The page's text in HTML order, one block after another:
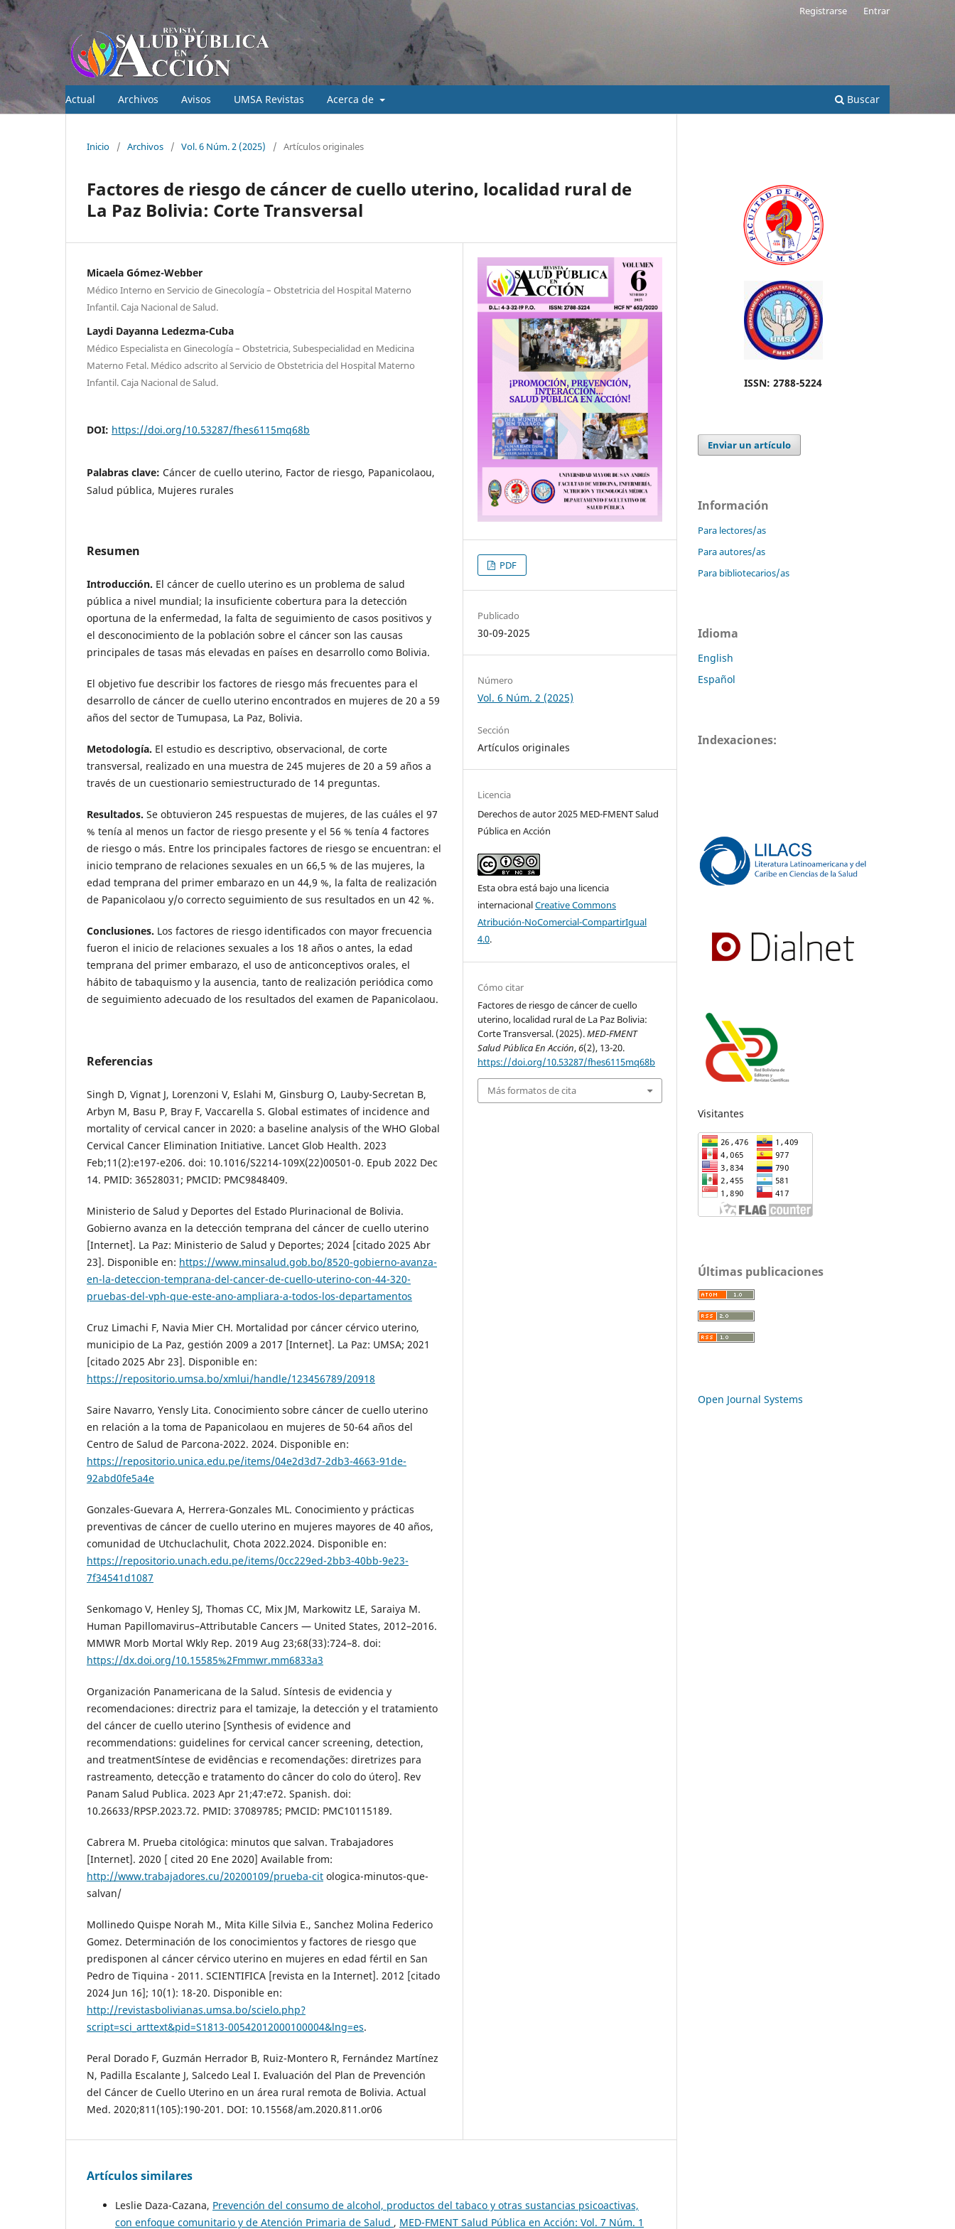
Actual Archivos Avisos UMSA Revistas Acerca de Buscar
Registrarse Entrar
Inicio / Archivos / Vol. 6 Núm. 2 (2025) / Artículos originales
Factores de riesgo de cáncer de cuello uterino, localidad rural de
La Paz Bolivia: Corte Transversal
Micaela Gómez-Webber
Médico Interno en Servicio de Ginecología – Obstetricia del Hospital Materno
Infantil. Caja Nacional de Salud.
Laydi Dayanna Ledezma-Cuba
Médico Especialista en Ginecología – Obstetricia, Subespecialidad en Medicina
Materno Fetal. Médico adscrito al Servicio de Obstetricia del Hospital Materno
Infantil. Caja Nacional de Salud.
DOI: https://doi.org/10.53287/fhes6115mq68b
Palabras clave: Cáncer de cuello uterino, Factor de riesgo, Papanicolaou,
Salud pública, Mujeres rurales
Resumen
Introducción. El cáncer de cuello uterino es un problema de salud
pública a nivel mundial; la insuficiente cobertura para la detección
oportuna de la enfermedad, la falta de seguimiento de casos positivos y
el desconocimiento de la población sobre el cáncer son las causas
principales de tasas más elevadas en países en desarrollo como Bolivia.
El objetivo fue describir los factores de riesgo más frecuentes para el
desarrollo de cáncer de cuello uterino encontrados en mujeres de 20 a 59
años del sector de Tumupasa, La Paz, Bolivia.
Metodología. El estudio es descriptivo, observacional, de corte
transversal, realizado en una muestra de 245 mujeres de 20 a 59 años a
través de un cuestionario semiestructurado de 14 preguntas.
Resultados. Se obtuvieron 245 respuestas de mujeres, de las cuáles el 97
% tenía al menos un factor de riesgo presente y el 56 % tenía 4 factores
de riesgo o más. Entre los principales factores de riesgo se encuentran: el
inicio temprano de relaciones sexuales en un 66,5 % de las mujeres, la
edad temprana del primer embarazo en un 44,9 %, la falta de realización
de Papanicolaou y/o correcto seguimiento de sus resultados en un 42 %.
Conclusiones. Los factores de riesgo identificados con mayor frecuencia
fueron el inicio de relaciones sexuales a los 18 años o antes, la edad
temprana del primer embarazo, el uso de anticonceptivos orales, el
hábito de tabaquismo y la ausencia, tanto de realización periódica como
de seguimiento adecuado de los resultados del examen de Papanicolaou.
Referencias
Singh D, Vignat J, Lorenzoni V, Eslahi M, Ginsburg O, Lauby-Secretan B,
Arbyn M, Basu P, Bray F, Vaccarella S. Global estimates of incidence and
mortality of cervical cancer in 2020: a baseline analysis of the WHO Global
Cervical Cancer Elimination Initiative. Lancet Glob Health. 2023
Feb;11(2):e197-e206. doi: 10.1016/S2214-109X(22)00501-0. Epub 2022 Dec
14. PMID: 36528031; PMCID: PMC9848409.
Ministerio de Salud y Deportes del Estado Plurinacional de Bolivia.
Gobierno avanza en la detección temprana del cáncer de cuello uterino
[Internet]. La Paz: Ministerio de Salud y Deportes; 2024 [citado 2025 Abr
23]. Disponible en: https://www.minsalud.gob.bo/8520-gobierno-avanza-
en-la-deteccion-temprana-del-cancer-de-cuello-uterino-con-44-320-
pruebas-del-vph-que-este-ano-ampliara-a-todos-los-departamentos
Cruz Limachi F, Navia Mier CH. Mortalidad por cáncer cérvico uterino,
municipio de La Paz, gestión 2009 a 2017 [Internet]. La Paz: UMSA; 2021
[citado 2025 Abr 23]. Disponible en:
https://repositorio.umsa.bo/xmlui/handle/123456789/20918
Saire Navarro, Yensly Lita. Conocimiento sobre cáncer de cuello uterino
en relación a la toma de Papanicolaou en mujeres de 50-64 años del
Centro de Salud de Parcona-2022. 2024. Disponible en:
https://repositorio.unica.edu.pe/items/04e2d3d7-2db3-4663-91de-
92abd0fe5a4e
Gonzales-Guevara A, Herrera-Gonzales ML. Conocimiento y prácticas
preventivas de cáncer de cuello uterino en mujeres mayores de 40 años,
comunidad de Utchuclachulit, Chota 2022.2024. Disponible en:
https://repositorio.unach.edu.pe/items/0cc229ed-2bb3-40bb-9e23-
7f34541d1087
Senkomago V, Henley SJ, Thomas CC, Mix JM, Markowitz LE, Saraiya M.
Human Papillomavirus–Attributable Cancers — United States, 2012–2016.
MMWR Morb Mortal Wkly Rep. 2019 Aug 23;68(33):724–8. doi:
https://dx.doi.org/10.15585%2Fmmwr.mm6833a3
Organización Panamericana de la Salud. Síntesis de evidencia y
recomendaciones: directriz para el tamizaje, la detección y el tratamiento
del cáncer de cuello uterino [Synthesis of evidence and
recommendations: guidelines for cervical cancer screening, detection,
and treatmentSíntese de evidências e recomendações: diretrizes para
rastreamento, detecção e tratamento do câncer do colo do útero]. Rev
Panam Salud Publica. 2023 Apr 21;47:e72. Spanish. doi:
10.26633/RPSP.2023.72. PMID: 37089785; PMCID: PMC10115189.
Cabrera M. Prueba citológica: minutos que salvan. Trabajadores
[Internet]. 2020 [ cited 20 Ene 2020] Available from:
http://www.trabajadores.cu/20200109/prueba-cit ologica-minutos-que-
salvan/
Mollinedo Quispe Norah M., Mita Kille Silvia E., Sanchez Molina Federico
Gomez. Determinación de los conocimientos y factores de riesgo que
predisponen al cáncer cérvico uterino en mujeres en edad fértil en San
Pedro de Tiquina - 2011. SCIENTIFICA [revista en la Internet]. 2012 [citado
2024 Jun 16]; 10(1): 18-20. Disponible en:
http://revistasbolivianas.umsa.bo/scielo.php?
script=sci_arttext&pid=S1813-00542012000100004&lng=es.
Peral Dorado F, Guzmán Herrador B, Ruiz-Montero R, Fernández Martínez
N, Padilla Escalante J, Salcedo Leal I. Evaluación del Plan de Prevención
del Cáncer de Cuello Uterino en un área rural remota de Bolivia. Actual
Med. 2020;811(105):190-201. DOI: 10.15568/am.2020.811.or06
PDF
Publicado
30-09-2025
Número
Vol. 6 Núm. 2 (2025)
Sección
Artículos originales
Licencia
Derechos de autor 2025 MED-FMENT Salud
Pública en Acción
Esta obra está bajo una licencia
internacionalCreative Commons
Atribución-NoComercial-CompartirIgual
4.0.
Cómo citar
Factores de riesgo de cáncer de cuello
uterino, localidad rural de La Paz Bolivia:
Corte Transversal. (2025).MED-FMENT
Salud Pública En Acción,6(2), 13-20.
https://doi.org/10.53287/fhes6115mq68b
Más formatos de cita
Artículos similares
Leslie Daza-Cazana, Prevención del consumo de alcohol, productos del tabaco y otras sustancias psicoactivas,
con enfoque comunitario y de Atención Primaria de Salud , MED-FMENT Salud Pública en Acción: Vol. 7 Núm. 1
ISSN: 2788-5224
Enviar un artículo
Información
Para lectores/as
Para autores/as
Para bibliotecarios/as
Idioma
English
Español
Indexaciones:
Visitantes
Últimas publicaciones
Open Journal Systems